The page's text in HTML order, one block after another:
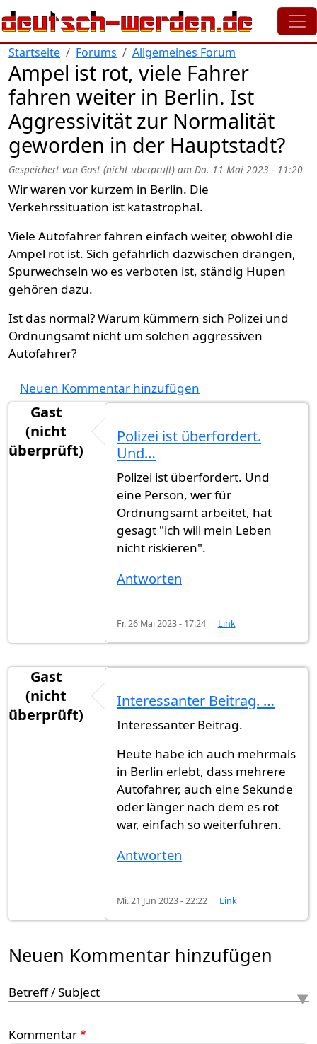
Direkt zum Inhalt
Startseite Forums Allgemeines Forum
Ampel ist rot, viele Fahrer
fahren weiter in Berlin. Ist
Aggressivität zur Normalität
geworden in der Hauptstadt?
Gespeichert von Gast (nicht überprüft) am Do. 11 Mai 2023 - 11:20
Wir waren vor kurzem in Berlin. Die
Verkehrssituation ist katastrophal.
Viele Autofahrer fahren einfach weiter, obwohl die
Ampel rot ist. Sich gefährlich dazwischen drängen,
Spurwechseln wo es verboten ist, ständig Hupen
gehören dazu.
Ist das normal? Warum kümmern sich Polizei und
Ordnungsamt nicht um solchen aggressiven
Autofahrer?
Neuen Kommentar hinzufügen
Gast
(nicht
überprüft)
Polizei ist überfordert.
Und…
Polizei ist überfordert. Und
eine Person, wer für
Ordnungsamt arbeitet, hat
gesagt "ich will mein Leben
nicht riskieren".
Antworten
Fr. 26 Mai 2023 - 17:24 Link
Gast
(nicht
überprüft)
Interessanter Beitrag. …
Interessanter Beitrag.
Heute habe ich auch mehrmals
in Berlin erlebt, dass mehrere
Autofahrer, auch eine Sekunde
oder länger nach dem es rot
war, einfach so weiterfuhren.
Antworten
Mi. 21 Jun 2023 - 22:22 Link
Neuen Kommentar hinzufügen
Betreff / Subject
Kommentar